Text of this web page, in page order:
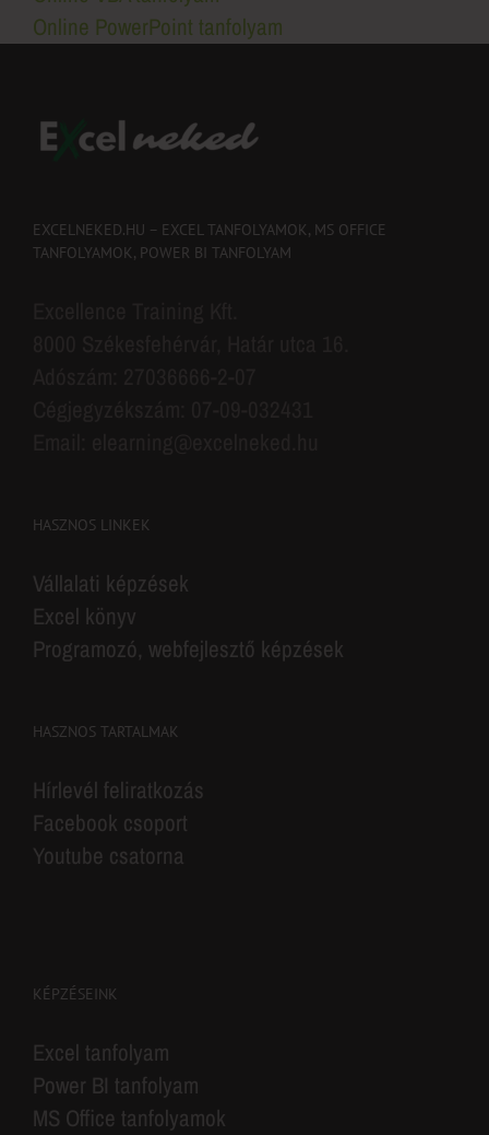
Online PowerPoint tanfolyam
EXCELNEKED.HU – EXCEL TANFOLYAMOK, MS OFFICE
TANFOLYAMOK, POWER BI TANFOLYAM
HASZNOS LINKEK
Vállalati képzések
Excel könyv
Programozó, webfejlesztő képzések
HASZNOS TARTALMAK
Hírlevél feliratkozás
Facebook csoport
Youtube csatorna
KÉPZÉSEINK
Excel tanfolyam
Power BI tanfolyam
MS Office tanfolyamok